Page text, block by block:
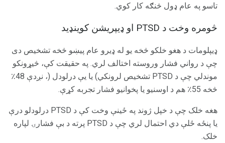
تاسو په عام ډول څنګه کار کوي.
څومره وخت د PTSD او ډیپریشن کوینډید
ډیپلومات د هغو خلکو څخه یو له ډیرو عام پیښو څخه تشخیص دی
چې د رواني فشار وروسته اختالف لري. په حقیقت کې، څیړونکو
موندلي چې د PTSD تشخیص لرونکي) یا یې درلودل (، نږدې 48٪
څخه 55٪ هم د اوسنیو یا پخوانیو فشار تجربه کړې.
هغه خلک چې د خپل ژوند په ځینې وخت کې د PTSD درلودلو درې
یا پنځه ځلې دي احتمال لري چې د PTSD پرته د بې فشارۍ لپاره
خلک.